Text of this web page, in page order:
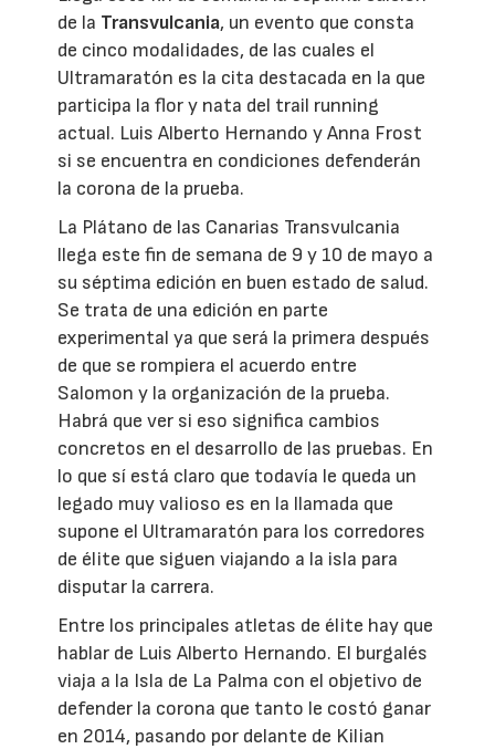
de la Transvulcania, un evento que consta
de cinco modalidades, de las cuales el
Ultramaratón es la cita destacada en la que
participa la flor y nata del trail running
actual. Luis Alberto Hernando y Anna Frost
si se encuentra en condiciones defenderán
la corona de la prueba.
La Plátano de las Canarias Transvulcania
llega este fin de semana de 9 y 10 de mayo a
su séptima edición en buen estado de salud.
Se trata de una edición en parte
experimental ya que será la primera después
de que se rompiera el acuerdo entre
Salomon y la organización de la prueba.
Habrá que ver si eso significa cambios
concretos en el desarrollo de las pruebas. En
lo que sí está claro que todavía le queda un
legado muy valioso es en la llamada que
supone el Ultramaratón para los corredores
de élite que siguen viajando a la isla para
disputar la carrera.
Entre los principales atletas de élite hay que
hablar de Luis Alberto Hernando. El burgalés
viaja a la Isla de La Palma con el objetivo de
defender la corona que tanto le costó ganar
en 2014, pasando por delante de Kilian